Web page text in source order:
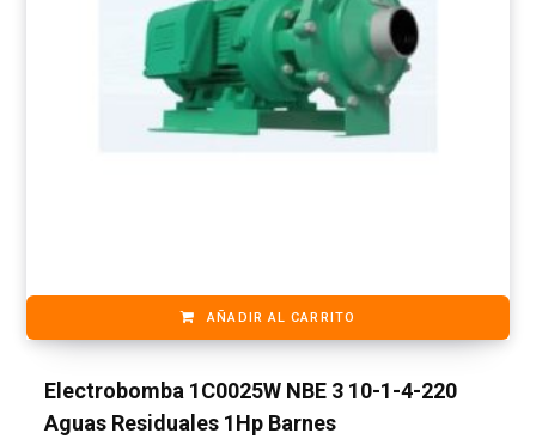
AÑADIR AL CARRITO
Electrobomba 1C0025W NBE 3 10-1-4-220
Aguas Residuales 1Hp Barnes